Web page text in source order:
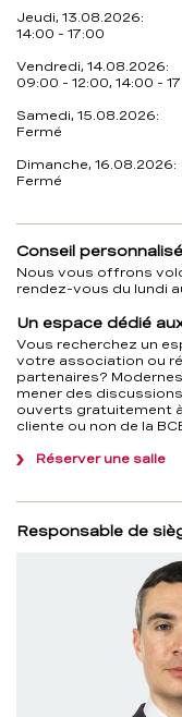
Jeudi, 13.08.2026:
14:00 - 17:00
Vendredi, 14.08.2026:
09:00 - 12:00, 14:00 -
Samedi, 15.08.2026:
Fermé
Dimanche, 16.08.2026:
Fermé
Conseil personnalisé
Nous vous offrons
rendez-vous du lundi
Un espace dédié
Vous recherchez un
votre association ou
partenaires?
mener des
ouverts gratuitement
cliente ou non de la
Réserver une salle
Responsable de